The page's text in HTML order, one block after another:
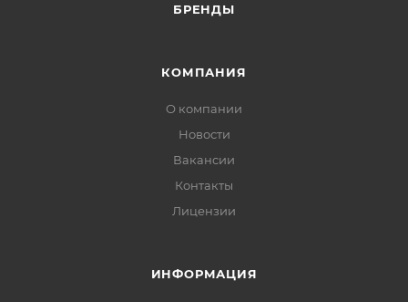
БРЕНДЫ
КОМПАНИЯ
О компании
Новости
Вакансии
Контакты
Лицензии
ИНФОРМАЦИЯ